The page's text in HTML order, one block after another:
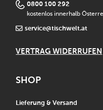
0800 100 292
kostenlos innerhalb
service@tischwelt.at
VERTRAG WIDERRUFEN
SHOP
Lieferung & Versand